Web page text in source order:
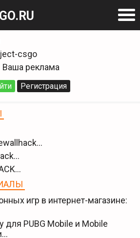
csgo
Ваша реклама
Регистрация
игр в интернет-магазине:
для PUBG Mobile и Mobile